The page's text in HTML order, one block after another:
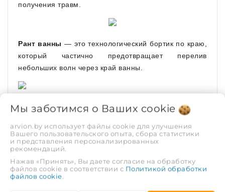
получения травм.
Рант ванны — это технологический бортик по краю,
который частично предотвращает перелив
небольших волн через край ванны.
Компактные размеры и традиционная форма ванны
производстве ванн применяются проверенную
временем технологию и этапы:
грунтовое покрытие, обеспечивающее
сцепление сталь-эмаль;
Мы заботимся о Ваших cookie
arvion.by использует файлы cookie для улучшения
Вашего пользовательского опыта, сбора статистики
и представления персонализированных
рекомендаций.
Нажав «Принять», Вы даете согласие на обработку
файлов cookie в соответствии с Политикой обработки
файлов cookie